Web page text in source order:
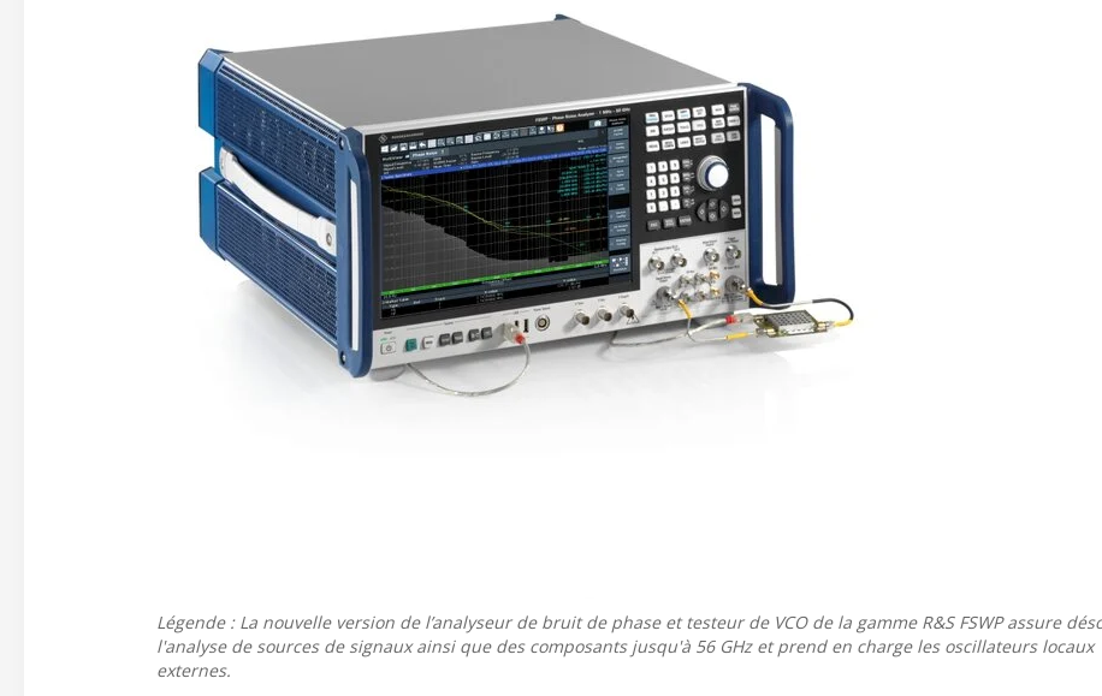
Légende : La nouvelle version de l’analyseur de bruit de phase et testeur de VCO de la gamme R&S FSWP assure
l'analyse de sources de signaux ainsi que des composants jusqu'à 56 GHz et prend en charge les oscillateurs locaux
externes.